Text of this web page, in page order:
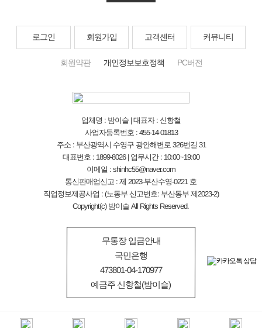
로그인 회원가입 고객센터 커뮤니티
회원약관 개인정보보호정책 PC버전
업체명 : 밤이슬 | 대표자 : 신항철
사업자등록번호 : 455-14-01813
주소 : 부산광역시 수영구 광안해변로 326번길 31
대표번호 : 1899-8026 | 업무시간 : 10:00~19:00
이메일 : shinhc55@naver.com
통신판매업신고 : 제 2023-부산수영-0221 호
직업정보제공사업 : (노동부 신고번호: 부산동부 제2023-2)
Copyright(c) 밤이슬 All Rights Reserved.
무통장 입금안내
국민은행
473801-04-170977
예금주 신항철(밤이슬)